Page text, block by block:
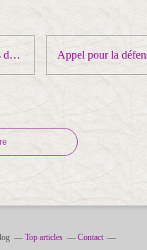
Maroc : Les ouvriers licenciés du groupe français SOPROFEL IDYL, sont en grève de la faim.
Top articles Contact